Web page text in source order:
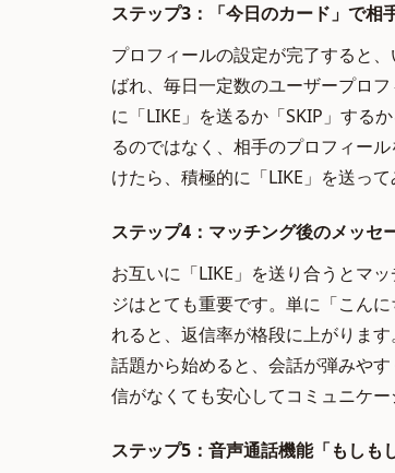
ステップ3：「今日のカード」で相
プロフィールの設定が完了すると
ばれ、毎日一定数のユーザープロ
に「LIKE」を送るか「SKIP」する
るのではなく、相手のプロフィー
けたら、積極的に「LIKE」を送って
ステップ4：マッチング後のメッセ
お互いに「LIKE」を送り合うとマ
ジはとても重要です。単に「こん
れると、返信率が格段に上がりま
話題から始めると、会話が弾みや
信がなくても安心してコミュニケー
ステップ5：音声通話機能「もしも